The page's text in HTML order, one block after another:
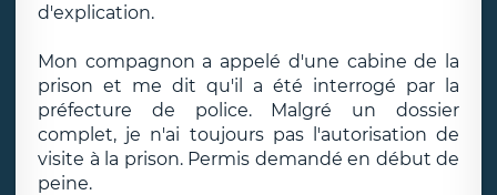
d'explication.
Mon compagnon a appelé d'une cabine de la
prison et me dit qu'il a été interrogé par la
préfecture de police. Malgré un dossier
complet, je n'ai toujours pas l'autorisation de
visite à la prison. Permis demandé en début de
peine.